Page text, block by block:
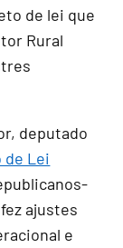
de lei que
Rural
deputado
de Lei
ajustes
e